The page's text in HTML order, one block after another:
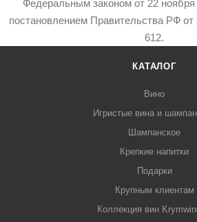
Федеральным законом от 22
постановлением Правительства РФ
612.
КАТАЛОГ
Вино
Игристые вина и
Шампанское
Крепкие напитки
Подарки
Крупным клиентам
Коллекция вин